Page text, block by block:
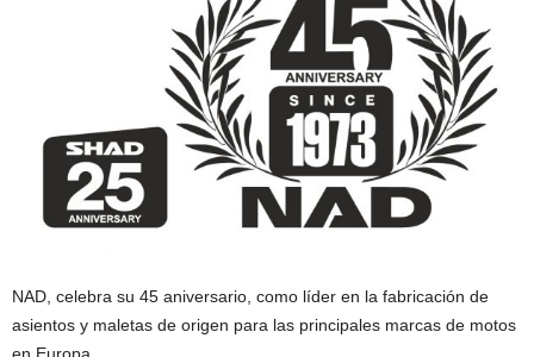
NAD, celebra su 45 aniversario, como líder en la fabricación de
asientos y maletas de origen para las principales marcas de motos